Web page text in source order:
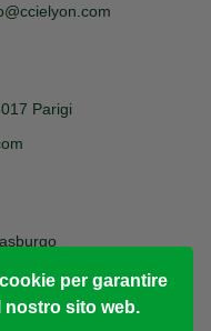
Parigi
per garantire
nostro sito web.